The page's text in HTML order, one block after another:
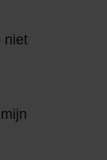
niet